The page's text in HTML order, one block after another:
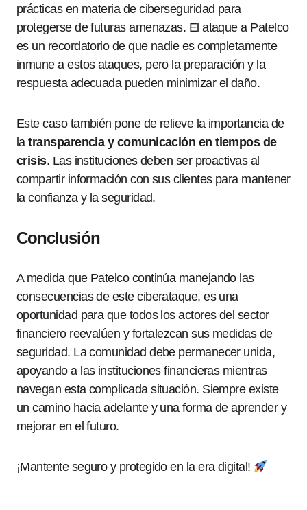
prácticas en materia de ciberseguridad para
protegerse de futuras amenazas. El ataque a Patelco
es un recordatorio de que nadie es completamente
inmune a estos ataques, pero la preparación y la
respuesta adecuada pueden minimizar el daño.
Este caso también pone de relieve la importancia de
latransparencia y comunicación en tiempos de
crisis. Las instituciones deben ser proactivas al
compartir información con sus clientes para mantener
la confianza y la seguridad.
Conclusión
A medida que Patelco continúa manejando las
consecuencias de este ciberataque, es una
oportunidad para que todos los actores del sector
financiero reevalúen y fortalezcan sus medidas de
seguridad. La comunidad debe permanecer unida,
apoyando a las instituciones financieras mientras
navegan esta complicada situación. Siempre existe
un camino hacia adelante y una forma de aprender y
mejorar en el futuro.
¡Mantente seguro y protegido en la era digital!